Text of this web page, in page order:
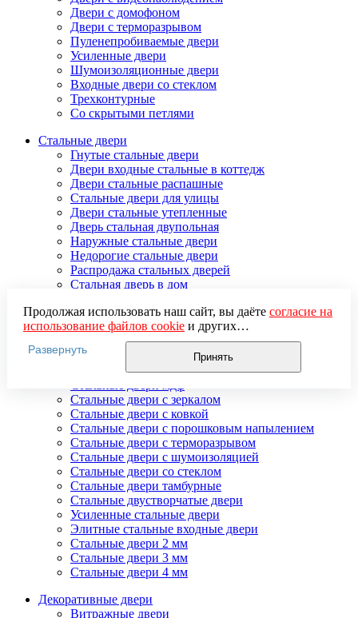
Двери с домофоном
Двери с терморазрывом
Пуленепробиваемые двери
Усиленные двери
Шумоизоляционные двери
Входные двери со стеклом
Трехконтурные
Со скрытыми петлями
Стальные двери
Гнутые стальные двери
Двери входные стальные в коттедж
Двери стальные распашные
Стальные двери для улицы
Двери стальные утепленные
Дверь стальная двупольная
Наружные стальные двери
Недорогие стальные двери
Распродажа стальных дверей
Стальная дверь в дом
Стальные взломостойкие двери
Стальные входные двери в квартиру
Стальные двери в подъезд
Стальные двери внутреннего открывания
Стальные двери массив
Стальные двери с зеркалом
Стальные двери с ковкой
Стальные двери с порошковым напылением
Стальные двери с терморазрывом
Стальные двери с шумоизоляцией
Стальные двери со стеклом
Стальные двери тамбурные
Стальные двустворчатые двери
Усиленные стальные двери
Элитные стальные входные двери
Стальные двери 2 мм
Стальные двери 3 мм
Стальные двери 4 мм
Декоративные двери
Витражные двери
Продолжая использовать наш сайт, вы даёте согласие на
использование файлов cookieи других
пользовательских данных (включая IP-адрес, сведения о
местоположении, устройстве, действиях на сайте и т. п.)
для функционирования сайта, проведения
использования систем аналитики (например,
Яндекс.Метрика), в соответствии с нашей
обработки персональных данных.
Если вы не хотите, чтобы ваши данные обрабатывались,
настройте ограничения в браузере или покиньте сайт.
Развернуть
Принять